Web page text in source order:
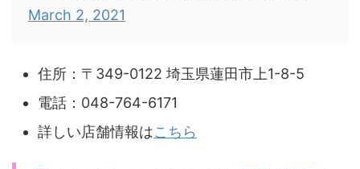
March 2, 2021
住所：〒349-0122 埼玉県蓮田市上1-8-5
電話：048-764-6171
詳しい店舗情報はこちら